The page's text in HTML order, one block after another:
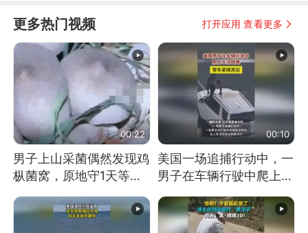
更多热门视频 打开应用 查看更多
00:22
男子上山采菌偶然发现鸡
枞菌窝，原地守1天等它
00:10
美国一场追捕行动中，一
男子在车辆行驶中爬上车